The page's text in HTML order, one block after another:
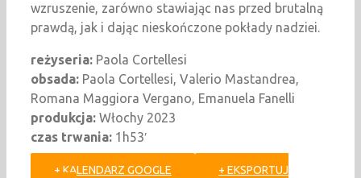
wzruszenie, zarówno stawiając nas przed brutalną
prawdą, jak i dając nieskończone pokłady nadziei.
reżyseria: Paola Cortellesi
obsada: Paola Cortellesi, Valerio Mastandrea,
Romana Maggiora Vergano, Emanuela Fanelli
produkcja: Włochy 2023
czas trwania: 1h53′
+ KALENDARZ GOOGLE
+ EKSPORTUJ